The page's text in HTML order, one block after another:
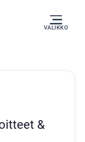
VALIKKO
&